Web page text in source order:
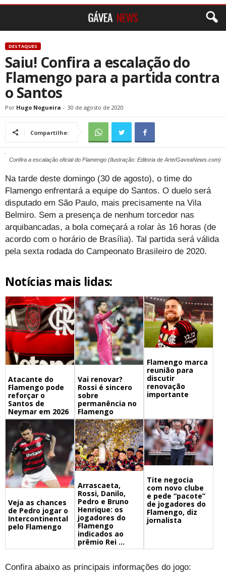
DESTAQUES
Saiu! Confira a escalação do
Flamengo para a partida contra
o Santos
Por Hugo Nogueira - 30 de agosto de 2020
Compartilhe:
Confira a escalação oficial do Flamengo (Ilustração: Editoria de Arte/GaveaNews.com)
Na tarde deste domingo (30 de agosto), o time do
Flamengo enfrentará a equipe do Santos. O duelo será
disputado em São Paulo, mais precisamente na Vila
Belmiro. Sem a presença de nenhum torcedor nas
arquibancadas, a bola começará a rolar às 16 horas (de
acordo com o horário de Brasília). Tal partida será válida
pela sexta rodada do Campeonato Brasileiro de 2020.
Notícias mais lidas:
Atacante do
Flamengo pode
reforçar o
Santos de
Neymar em 2026
Vai renovar?
Rossi é sincero
sobre
permanência no
Flamengo
Flamengo marca
reunião para
discutir
renovação
importante
Veja as chances
de Pedro jogar o
Intercontinental
pelo Flamengo
Arrascaeta,
Rossi, Danilo,
Pedro e Bruno
Henrique: os
jogadores do
Flamengo
indicados ao
prêmio Rei ...
Tite negocia
com novo clube
e pede “pacote”
de jogadores do
Flamengo, diz
jornalista
Confira abaixo as principais informações do jogo: